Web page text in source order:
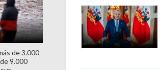
de 3.000
9.000